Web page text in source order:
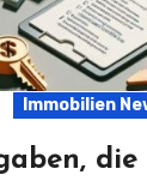
Immobilien